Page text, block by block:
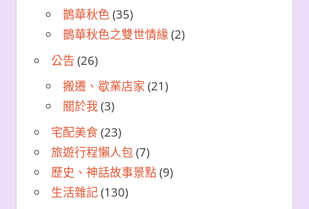
鵲華秋色(35)
鵲華秋色之雙世情緣(2)
公告 (26)
搬遷、歇業店家 (21)
關於我(3)
宅配美食(23)
旅遊行程懶人包(7)
歷史、神話故事景點(9)
生活雜記(130)